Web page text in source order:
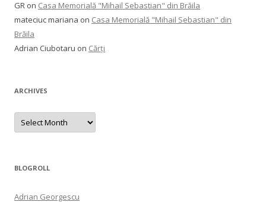
GR on Casa Memorială "Mihail Sebastian" din Brăila
mateciuc mariana on Casa Memorială "Mihail Sebastian" din
Brăila
Adrian Ciubotaru on Cărți
ARCHIVES
Archives
BLOGROLL
Adrian Georgescu